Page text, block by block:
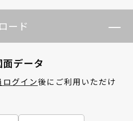
ード
面データ
ログイン後にご利用いただけ